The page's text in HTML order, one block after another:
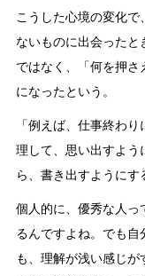
こうした心境の変化で
ないものに出会った
ではなく、「何を押さ
になったという。
「例えば、仕事終わ
理して、思い出すよう
ら、書き出すようにす
個人的に、優秀な人っ
るんですよね。でも自
も、理解が浅い感じ